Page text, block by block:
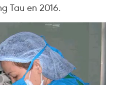
Tau en 2016.